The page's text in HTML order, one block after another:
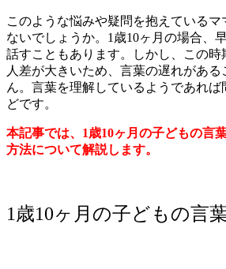
このような悩みや疑問を抱えている
ないでしょうか。1歳10ヶ月の場合、
話すこともあります。しかし、この時
人差が大きいため、言葉の遅れがあ
ん。言葉を理解しているようであれ
どです。
本記事では、1歳10ヶ月の子どもの言
方法について解説します。
1歳10ヶ月の子どもの言